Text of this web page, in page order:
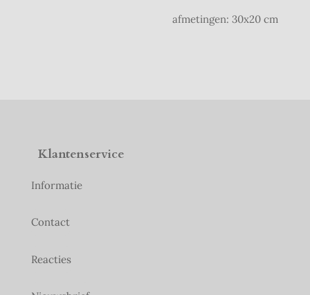
afmetingen: 30x20 cm
Klantenservice
Informatie
Contact
Reacties